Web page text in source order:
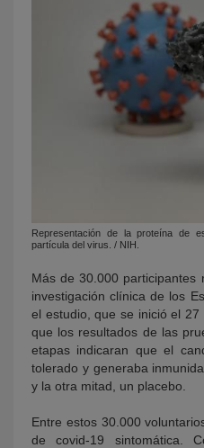
Representación de la proteína de
partícula del virus. / NIH.
Más de 30.000 participantes
investigación clínica de los
el estudio, que se inició el
que los resultados de las
etapas indicaran que el
tolerado y generaba
y la otra mitad, un placebo.
Entre estos 30.000
de covid-19 sintomática.